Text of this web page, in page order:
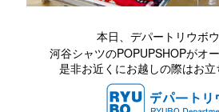
本日、デパートリウボ
河谷シャツのPOPUPSHOPがオ
是非お近くにお越しの際はお立